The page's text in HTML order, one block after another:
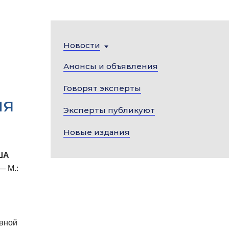
М.:
Новости
Анонсы и объявления
Говорят эксперты
Эксперты публикуют
Новые издания